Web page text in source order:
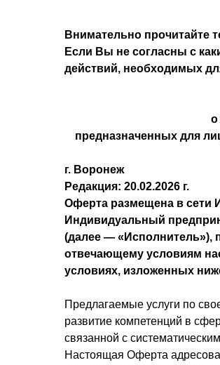
Внимательно прочитайте
Если Вы не согласны с
действий, необходимых
о
предназначенных для
г. Воронеж
Редакция: 20.02.2026 г.
Оферта размещена в сети
Индивидуальный
(далее — «Исполнитель»),
отвечающему условиям
условиях, изложенных
Предлагаемые услуги по
развитие компетенций в
связанной с
Настоящая Оферта